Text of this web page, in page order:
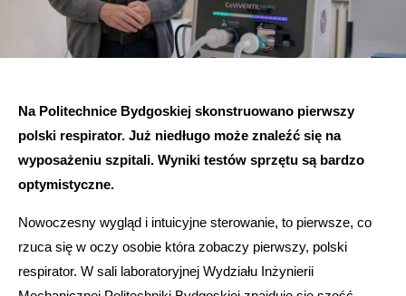
Na Politechnice Bydgoskiej skonstruowano pierwszy
polski respirator. Już niedługo może znaleźć się na
wyposażeniu szpitali. Wyniki testów sprzętu są bardzo
optymistyczne.
Nowoczesny wygląd i intuicyjne sterowanie, to pierwsze, co
rzuca się w oczy osobie która zobaczy pierwszy, polski
respirator. W sali laboratoryjnej Wydziału Inżynierii